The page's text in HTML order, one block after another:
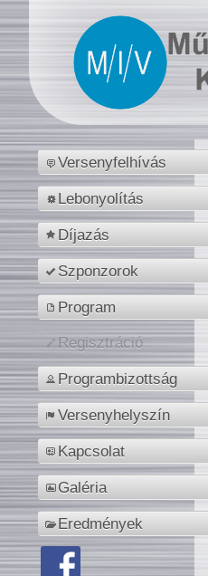
Versenyfelhívás
Lebonyolítás
Díjazás
Szponzorok
Program
Regisztráció
Programbizottság
Versenyhelyszín
Kapcsolat
Galéria
Eredmények